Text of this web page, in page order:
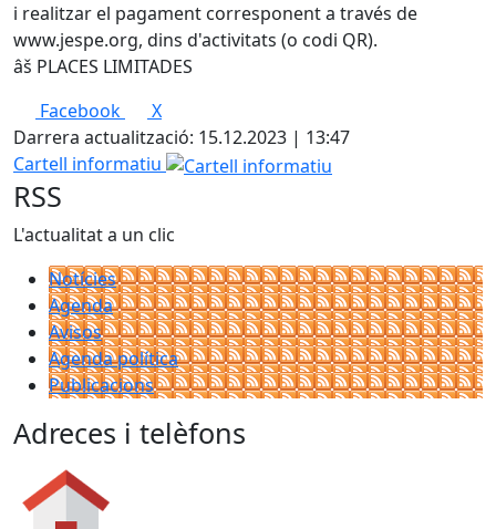
i realitzar el pagament corresponent a través de
www.jespe.org, dins d'activitats (o codi QR).
âš ️PLACES LIMITADES
Facebook
X
Darrera actualització: 15.12.2023 | 13:47
Cartell informatiu
RSS
L'actualitat a un clic
Notícies
Agenda
Avisos
Agenda política
Publicacions
Adreces i telèfons